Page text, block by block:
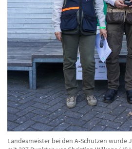
Landesmeister bei den A-Schützen wurde